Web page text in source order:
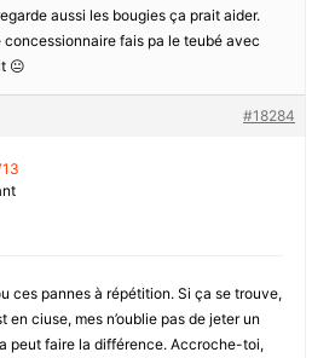
aussi les bougies ça prait aider.
fais pa le teubé avec
😐
#18284
ces pannes à répétition. Si ça se trouve,
en ciuse, mes n’oublie pas de jeter un
peut faire la différence. Accroche-toi,